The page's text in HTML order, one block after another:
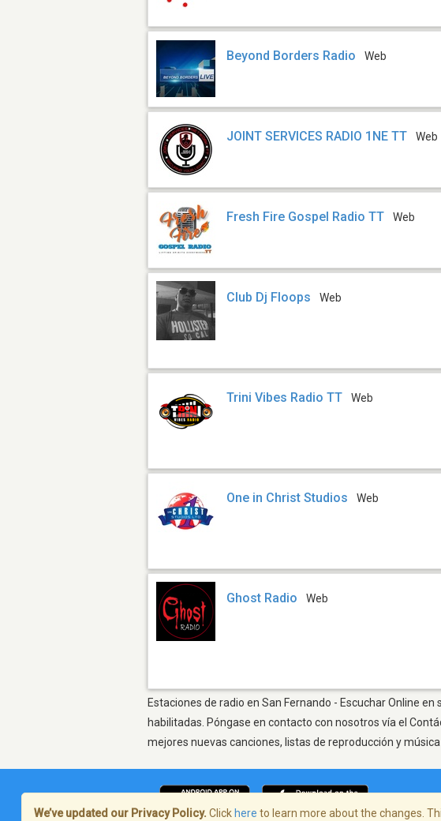
Beyond Borders Radio Web
JOINT SERVICES RADIO 1NE TT Web
Fresh Fire Gospel Radio TT Web
Club Dj Floops Web
Trini Vibes Radio TT Web
One in Christ Studios Web
Ghost Radio Web
Estaciones de radio en San Fernando - Escuchar Online
habilitadas. Póngase en contacto con nosotros vía el
mejores nuevas canciones, listas de reproducción y
We’ve updated our Privacy Policy. Click here to learn more about the changes.